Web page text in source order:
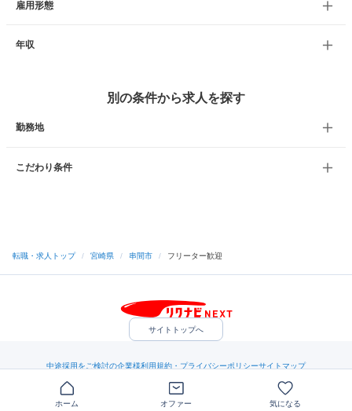
雇用形態
年収
別の条件から求人を探す
勤務地
こだわり条件
転職・求人トップ / 宮崎県 / 串間市 / フリーター歓迎
ホーム オファー 気になる
サイトトップへ
中途採用をご検討の企業様利用規約・プライバシーポリシーサイトマップ
（C）Indeed Inc.